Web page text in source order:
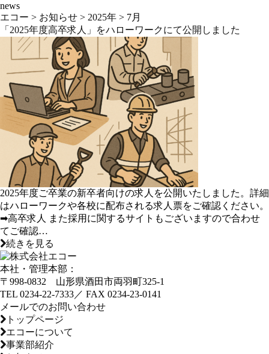
news
エコー > お知らせ > 2025年 > 7月
「2025年度高卒求人」をハローワークにて公開しました
2025年度ご卒業の新卒者向けの求人を公開いたしました。詳細
はハローワークや各校に配布される求人票をご確認ください。
➡高卒求人 また採用に関するサイトもございますので合わせ
てご確認…
続きを見る
本社・管理本部：
〒998-0832 山形県酒田市両羽町325-1
TEL 0234-22-7333／ FAX 0234-23-0141
メールでのお問い合わせ
トップページ
エコーについて
事業部紹介